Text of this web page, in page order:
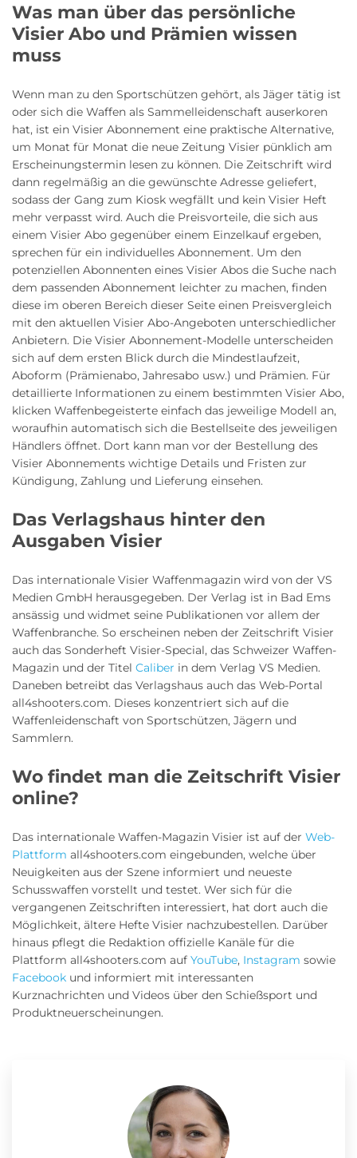
Was man über das persönliche
Visier Abo und Prämien wissen
muss
Wenn man zu den Sportschützen gehört, als Jäger tätig ist
oder sich die Waffen als Sammelleidenschaft auserkoren
hat, ist ein Visier Abonnement eine praktische Alternative,
um Monat für Monat die neue Zeitung Visier pünklich am
Erscheinungstermin lesen zu können. Die Zeitschrift wird
dann regelmäßig an die gewünschte Adresse geliefert,
sodass der Gang zum Kiosk wegfällt und kein Visier Heft
mehr verpasst wird. Auch die Preisvorteile, die sich aus
einem Visier Abo gegenüber einem Einzelkauf ergeben,
sprechen für ein individuelles Abonnement. Um den
potenziellen Abonnenten eines Visier Abos die Suche nach
dem passenden Abonnement leichter zu machen, finden
diese im oberen Bereich dieser Seite einen Preisvergleich
mit den aktuellen Visier Abo-Angeboten unterschiedlicher
Anbietern. Die Visier Abonnement-Modelle unterscheiden
sich auf dem ersten Blick durch die Mindestlaufzeit,
Aboform (Prämienabo, Jahresabo usw.) und Prämien. Für
detaillierte Informationen zu einem bestimmten Visier Abo,
klicken Waffenbegeisterte einfach das jeweilige Modell an,
woraufhin automatisch sich die Bestellseite des jeweiligen
Händlers öffnet. Dort kann man vor der Bestellung des
Visier Abonnements wichtige Details und Fristen zur
Kündigung, Zahlung und Lieferung einsehen.
Das Verlagshaus hinter den
Ausgaben Visier
Das internationale Visier Waffenmagazin wird von der VS
Medien GmbH herausgegeben. Der Verlag ist in Bad Ems
ansässig und widmet seine Publikationen vor allem der
Waffenbranche. So erscheinen neben der Zeitschrift Visier
auch das Sonderheft Visier-Special, das Schweizer Waffen-
Magazin und der Titel Caliber in dem Verlag VS Medien.
Daneben betreibt das Verlagshaus auch das Web-Portal
all4shooters.com. Dieses konzentriert sich auf die
Waffenleidenschaft von Sportschützen, Jägern und
Sammlern.
Wo findet man die Zeitschrift Visier
online?
Das internationale Waffen-Magazin Visier ist auf der Web-
Plattform all4shooters.com eingebunden, welche über
Neuigkeiten aus der Szene informiert und neueste
Schusswaffen vorstellt und testet. Wer sich für die
vergangenen Zeitschriften interessiert, hat dort auch die
Möglichkeit, ältere Hefte Visier nachzubestellen. Darüber
hinaus pflegt die Redaktion offizielle Kanäle für die
Plattform all4shooters.com auf YouTube, Instagram sowie
Facebook und informiert mit interessanten
Kurznachrichten und Videos über den Schießsport und
Produktneuerscheinungen.